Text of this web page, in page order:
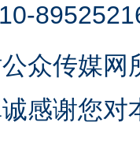
众传媒
感谢您